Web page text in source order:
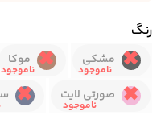
رنگ
مشکی موکا
صورتی لایت